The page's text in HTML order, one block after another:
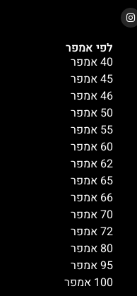
לפי אמפר
40 אמפר
45 אמפר
46 אמפר
50 אמפר
55 אמפר
60 אמפר
62 אמפר
65 אמפר
66 אמפר
70 אמפר
72 אמפר
80 אמפר
95 אמפר
100 אמפר